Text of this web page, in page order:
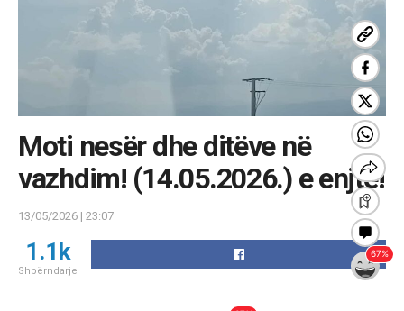
Moti nesër dhe ditëve në
vazhdim! (14.05.2026.) e enjte!
13/05/2026 | 23:07
1.1k
Shpërndarje